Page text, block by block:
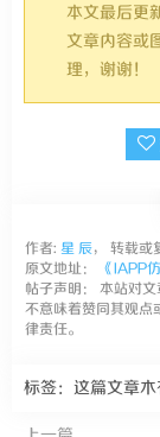
本文最后更
文章内容或
理，谢谢！
作者: 星 辰， 转载或
原文地址：
《IAPP
帖子声明： 本站对
不意味着赞同其观点
律责任。
标签：这篇文章